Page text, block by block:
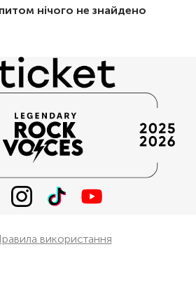
нічого не знайдено
використання